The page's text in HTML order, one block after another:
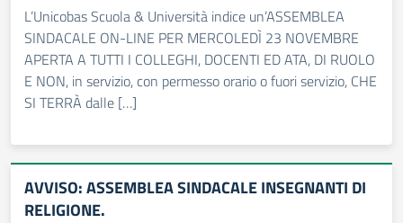
L’Unicobas Scuola & Università indice un’ASSEMBLEA
SINDACALE ON-LINE PER MERCOLEDÌ 23 NOVEMBRE
APERTA A TUTTI I COLLEGHI, DOCENTI ED ATA, DI RUOLO
E NON, in servizio, con permesso orario o fuori servizio, CHE
SI TERRÀ dalle […]
AVVISO: ASSEMBLEA SINDACALE INSEGNANTI DI
RELIGIONE.